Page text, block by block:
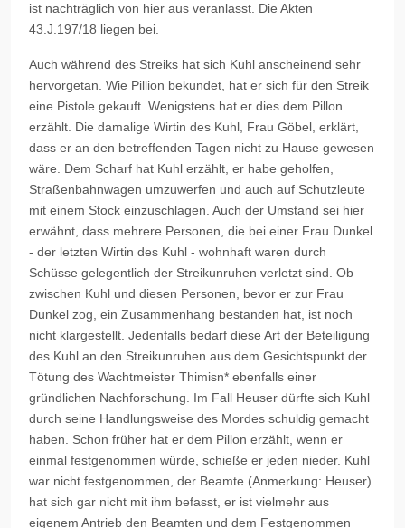
ist nachträglich von hier aus veranlasst. Die Akten
43.J.197/18 liegen bei.
Auch während des Streiks hat sich Kuhl anscheinend sehr
hervorgetan. Wie Pillion bekundet, hat er sich für den Streik
eine Pistole gekauft. Wenigstens hat er dies dem Pillon
erzählt. Die damalige Wirtin des Kuhl, Frau Göbel, erklärt,
dass er an den betreffenden Tagen nicht zu Hause gewesen
wäre. Dem Scharf hat Kuhl erzählt, er habe geholfen,
Straßenbahnwagen umzuwerfen und auch auf Schutzleute
mit einem Stock einzuschlagen. Auch der Umstand sei hier
erwähnt, dass mehrere Personen, die bei einer Frau Dunkel
- der letzten Wirtin des Kuhl - wohnhaft waren durch
Schüsse gelegentlich der Streikunruhen verletzt sind. Ob
zwischen Kuhl und diesen Personen, bevor er zur Frau
Dunkel zog, ein Zusammenhang bestanden hat, ist noch
nicht klargestellt. Jedenfalls bedarf diese Art der Beteiligung
des Kuhl an den Streikunruhen aus dem Gesichtspunkt der
Tötung des Wachtmeister Thimisn* ebenfalls einer
gründlichen Nachforschung. Im Fall Heuser dürfte sich Kuhl
durch seine Handlungsweise des Mordes schuldig gemacht
haben. Schon früher hat er dem Pillon erzählt, wenn er
einmal festgenommen würde, schieße er jeden nieder. Kuhl
war nicht festgenommen, der Beamte (Anmerkung: Heuser)
hat sich gar nicht mit ihm befasst, er ist vielmehr aus
eigenem Antrieb den Beamten und dem Festgenommen